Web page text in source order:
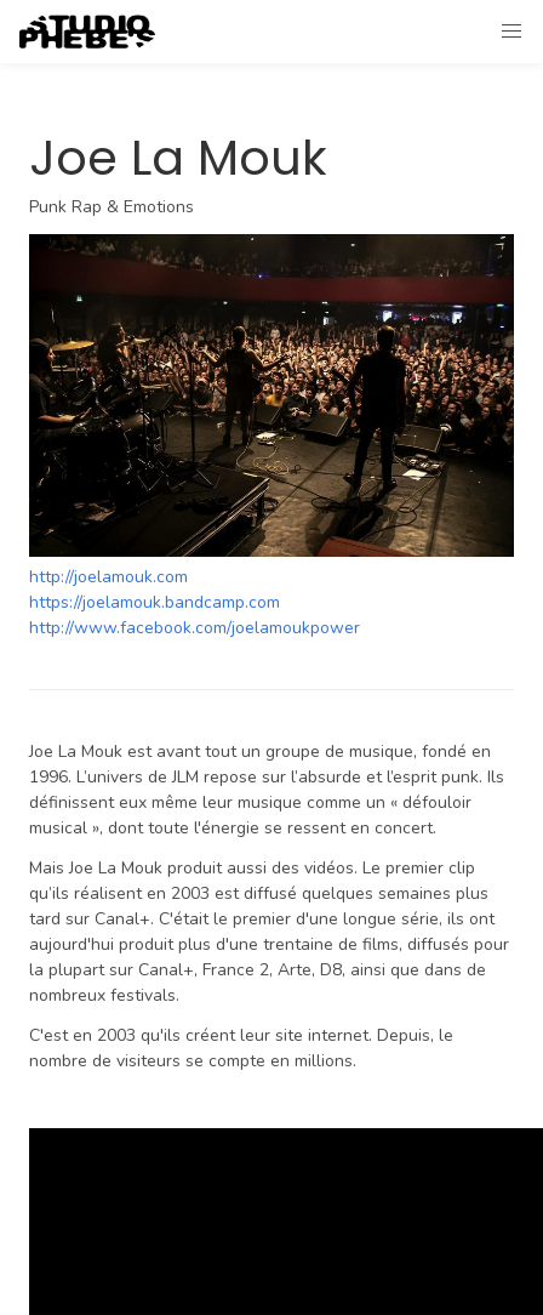
Joe La Mouk
Punk Rap & Emotions
http://joelamouk.com
https://joelamouk.bandcamp.com
http://www.facebook.com/joelamoukpower
Joe La Mouk est avant tout un groupe de musique, fondé en
1996. L’univers de JLM repose sur l’absurde et l’esprit punk. Ils
définissent eux même leur musique comme un « défouloir
musical », dont toute l'énergie se ressent en concert.
Mais Joe La Mouk produit aussi des vidéos. Le premier clip
qu’ils réalisent en 2003 est diffusé quelques semaines plus
tard sur Canal+. C'était le premier d'une longue série, ils ont
aujourd'hui produit plus d'une trentaine de films, diffusés pour
la plupart sur Canal+, France 2, Arte, D8, ainsi que dans de
nombreux festivals.
C'est en 2003 qu'ils créent leur site internet. Depuis, le
nombre de visiteurs se compte en millions.